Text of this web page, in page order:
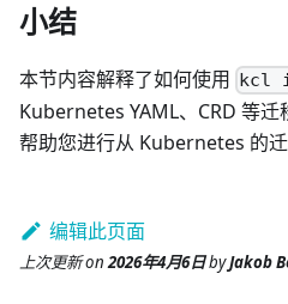
小结
本节内容解释了如何使用 kcl
Kubernetes YAML、CRD 等迁
帮助您进行从 Kubernetes 的迁
编辑此页面
上次更新on2026年4月6日byJakob